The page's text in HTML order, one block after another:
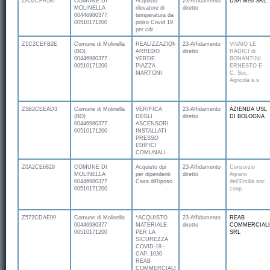
MOLINELLA
00446980377
00510171200
rilevatore di
temperatura da
polso Covid 19
per cdr
diretto
Z1C2CEFB2E
Comune di Molinella
(BO)
00446980377
00510171200
REALIZZAZIONE
ARREDO
VERDE
PIAZZA
MARTONI
23-Affidamento
diretto
VIVAIO LE
RADICI di
BONANTINI
ERNESTO E
C. Soc.
Agricola s.s
Z5B2CEEAD3
Comune di Molinella
(BO)
00446980377
00510171200
VERIFICA
DEGLI
ASCENSORI
INSTALLATI
PRESSO
EDIFICI
COMUNALI
23-Affidamento
diretto
AZIENDA USL
DI BOLOGNA
Z0A2CE6829
COMUNE DI
MOLINELLA
00446980377
00510171200
Acquisto dpi
per dipendenti
Casa diRiposo
23-Affidamento
diretto
Consorzio
Agrario
dell'Emilia soc.
coop.
Z572CDAE09
Comune di Molinella
00446980377
00510171200
*ACQUISTO
MATERIALE
PER LA
SICUREZZA
COVID-19 -
CAP. 1030
REAB
COMMERCIALE
23-Affidamento
diretto
REAB
SRL